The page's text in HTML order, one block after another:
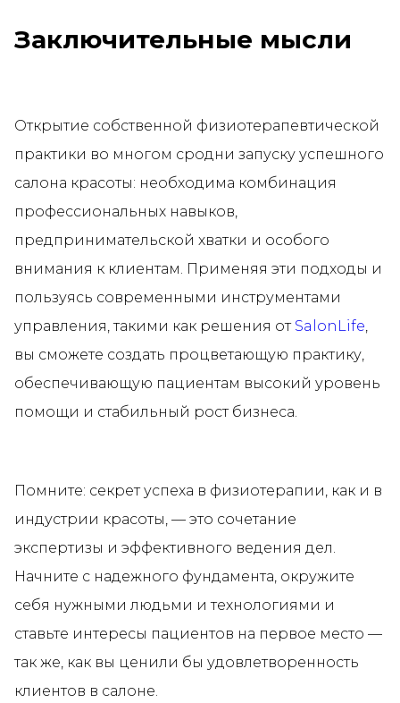
Заключительные мысли
Открытие собственной физиотерапевтической
практики во многом сродни запуску успешного
салона красоты: необходима комбинация
профессиональных навыков,
предпринимательской хватки и особого
внимания к клиентам. Применяя эти подходы и
пользуясь современными инструментами
управления, такими как решения от SalonLife,
вы сможете создать процветающую практику,
обеспечивающую пациентам высокий уровень
помощи и стабильный рост бизнеса.
Помните: секрет успеха в физиотерапии, как и в
индустрии красоты, — это сочетание
экспертизы и эффективного ведения дел.
Начните с надежного фундамента, окружите
себя нужными людьми и технологиями и
ставьте интересы пациентов на первое место —
так же, как вы ценили бы удовлетворенность
клиентов в салоне.